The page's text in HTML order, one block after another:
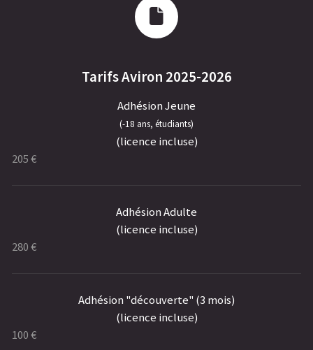
Tarifs Aviron 2025-2026
Adhésion Jeune
(-18 ans, étudiants)
(licence incluse)
205 €
Adhésion Adulte
(licence incluse)
280 €
Adhésion "découverte" (3 mois)
(licence incluse)
100 €